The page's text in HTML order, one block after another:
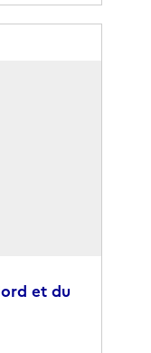
et du